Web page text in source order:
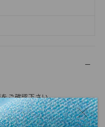
をご確認下さい。